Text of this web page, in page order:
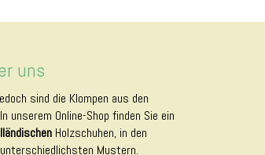
uns
sind die Klompen aus den
unserem Online-Shop finden Sie ein
Holzschuhen, in den
Mustern.